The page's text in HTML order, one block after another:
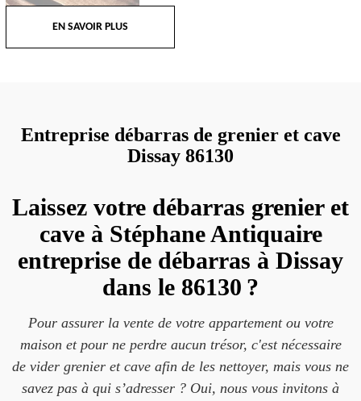
EN SAVOIR PLUS
Entreprise débarras de grenier et cave
Dissay 86130
Laissez votre débarras grenier et
cave à Stéphane Antiquaire
entreprise de débarras à Dissay
dans le 86130 ?
Pour assurer la vente de votre appartement ou votre
maison et pour ne perdre aucun trésor, c'est nécessaire
de vider grenier et cave afin de les nettoyer, mais vous ne
savez pas à qui s’adresser ? Oui, nous vous invitons à